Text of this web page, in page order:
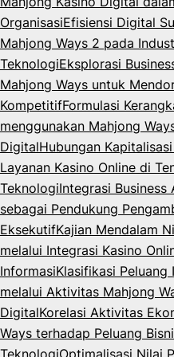
OrganisasiEfisiensi Digital
Mahjong Ways 2 pada
TeknologiEksplorasi
Mahjong Ways untuk
KompetitifFormulasi
menggunakan Mahjong
DigitalHubungan
Layanan Kasino Online di
TeknologiIntegrasi
sebagai Pendukung
EksekutifKajian Mendalam
melalui Integrasi Kasino
InformasiKlasifikasi Peluang
melalui Aktivitas Mahjong
DigitalKorelasi Aktivitas
Ways terhadap Peluang
TeknologiOptimalisasi Nilai